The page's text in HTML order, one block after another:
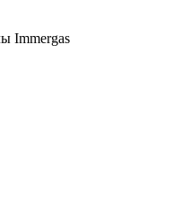
Immergas